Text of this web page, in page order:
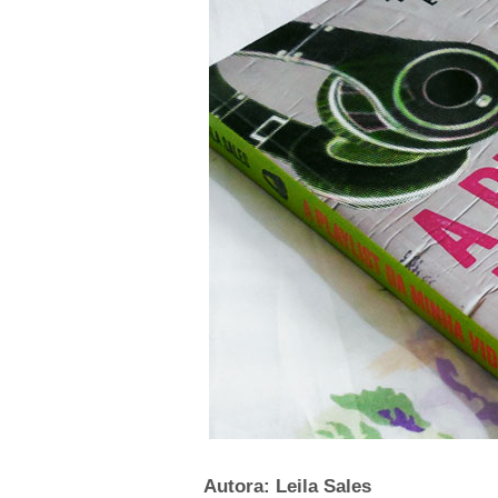
Autora: Leila Sales